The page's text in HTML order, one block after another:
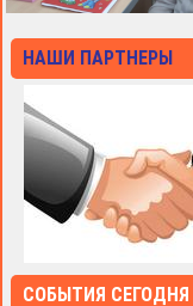
НАШИ ПАРТНЕРЫ
СОБЫТИЯ СЕГОДНЯ